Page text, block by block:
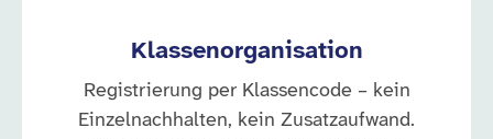
Klassenorganisation
Registrierung per Klassencode – kein
Einzelnachhalten, kein Zusatzaufwand.